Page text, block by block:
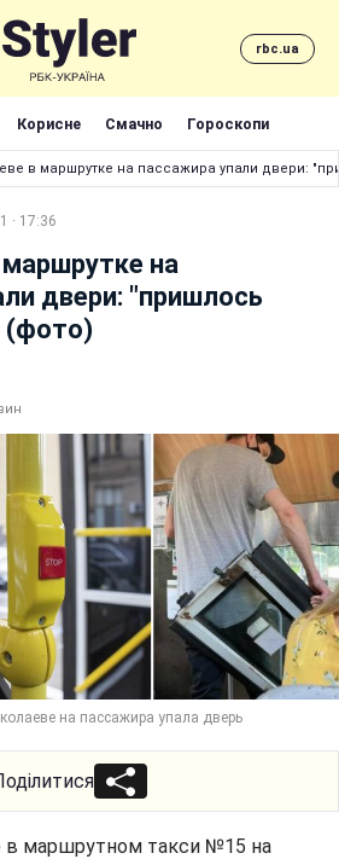
rbc.ua
Корисне Смачно Гороскопи
в маршрутке на пассажира упали двери:
· 17:36
на
двери: "пришлось
(фото)
на пассажира упала дверь
в маршрутном такси №15 на